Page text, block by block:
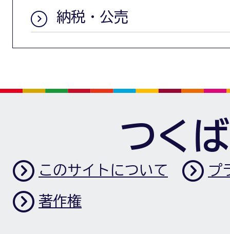
納税・公売
つく
このサイトについて プ
著作権